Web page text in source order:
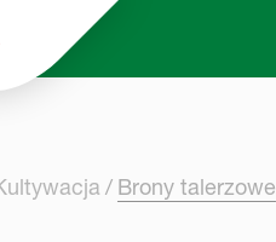
Brony talerzowe